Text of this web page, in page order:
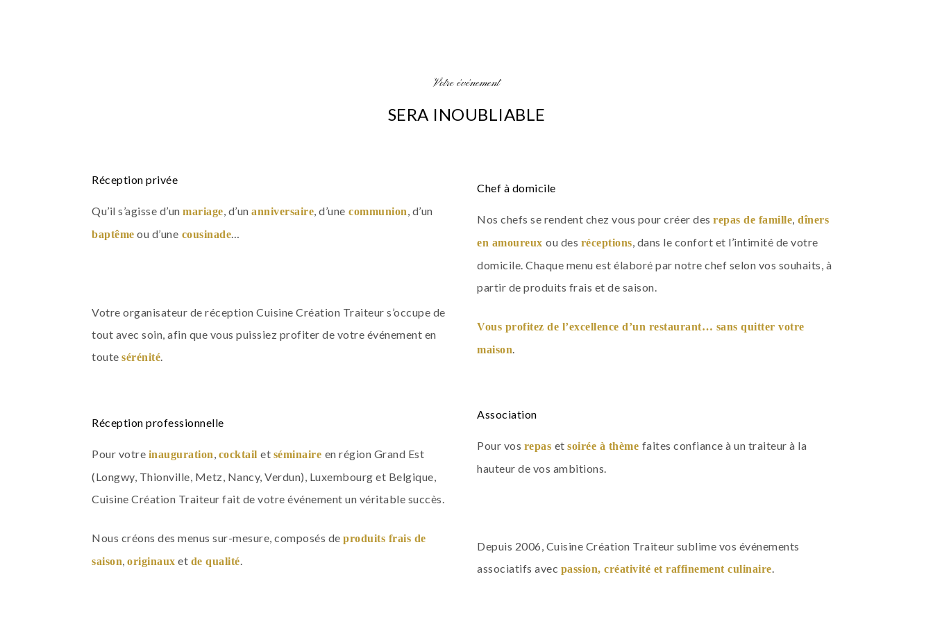
Votre événement
SERA INOUBLIABLE
Réception privée
Qu’il s’agisse d’un mariage, d’un anniversaire, d’une communion, d’un
baptême ou d’une cousinade…
Votre organisateur de réception Cuisine Création Traiteur s’occupe de
tout avec soin, afin que vous puissiez profiter de votre événement en
toute sérénité.
Chef à domicile
Nos chefs se rendent chez vous pour créer des repas de famille dîners
en amoureux ou des réceptions , dans le confort et l’intimité de votre
domicile. Chaque menu est élaboré par notre chef selon vos souhaits, à
partir de produits frais et de saison.
Vous profitez de l’excellence d’un restaurant… sans quitter votre
maison
Réception professionnelle
Pour votre inauguration cocktail et séminaire en région Grand Est
(Longwy, Thionville, Metz, Nancy, Verdun), Luxembourg et Belgique,
Cuisine Création Traiteur fait de votre événement un véritable succès.
Nous créons des menus sur-mesure, composés de produits frais de
saison originaux et de qualité
Association
Pour vos repas et soirée à thème faites confiance à un traiteur à la
hauteur de vos ambitions.
Depuis 2006, Cuisine Création Traiteur sublime vos événements
associatifs avec passion, créativité et raffinement culinaire.